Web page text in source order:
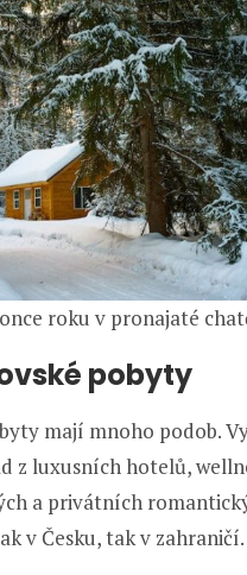
roku v pronajaté
pobyty
mají mnoho podob.
z luxusních hotelů,
a privátních
v Česku, tak v zahraničí.